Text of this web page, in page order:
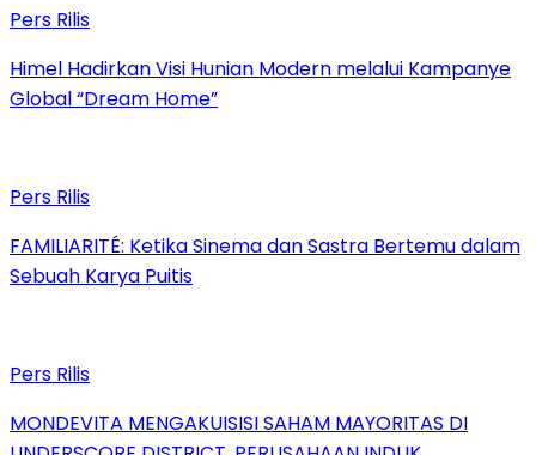
Pers Rilis
Himel Hadirkan Visi Hunian Modern melalui Kampanye
Global “Dream Home”
Pers Rilis
FAMILIARITÉ: Ketika Sinema dan Sastra Bertemu dalam
Sebuah Karya Puitis
Pers Rilis
MONDEVITA MENGAKUISISI SAHAM MAYORITAS DI